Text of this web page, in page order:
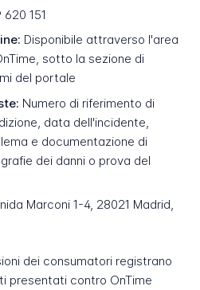
151
Disponibile attraverso l'area
sotto la sezione di
del portale
Numero di riferimento di
data dell'incidente,
e documentazione di
dei danni o prova del
Marconi 1-4, 28021 Madrid,
dei consumatori registrano
presentati contro OnTime